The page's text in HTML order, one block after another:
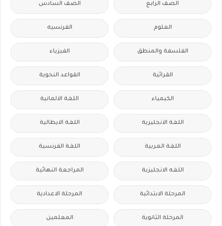
الصف الرابع الصف السادس
العلوم الفرنسيه
الفلسفة والمنطق الفيزياء
القرائية القواعد النحوية
الكيمياء اللغة الالمانية
اللغة الانجليزية اللغة الايطالية
اللغة العربية اللغة الفرنسية
اللغه الانجليزية المراجعة النهائية
المرحلة الابتدائية المرحلة الاعدادية
المرحلة الثانوية المعلمين